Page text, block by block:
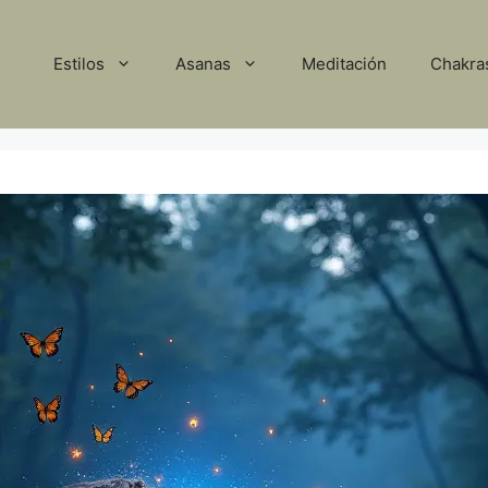
Estilos Asanas Meditación